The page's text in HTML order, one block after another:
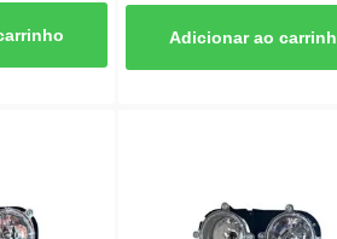
Marca: NINO